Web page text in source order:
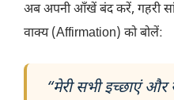
​अब अपनी आँखें बंद करें, गहरी
वाक्य (Affirmation) को बोलें:
“मेरी सभी इच्छाएं और